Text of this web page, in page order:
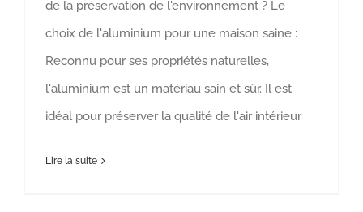
de la préservation de l'environnement ? Le
choix de l'aluminium pour une maison saine :
Reconnu pour ses propriétés naturelles,
l'aluminium est un matériau sain et sûr. Il est
idéal pour préserver la qualité de l'air intérieur
Lire la suite